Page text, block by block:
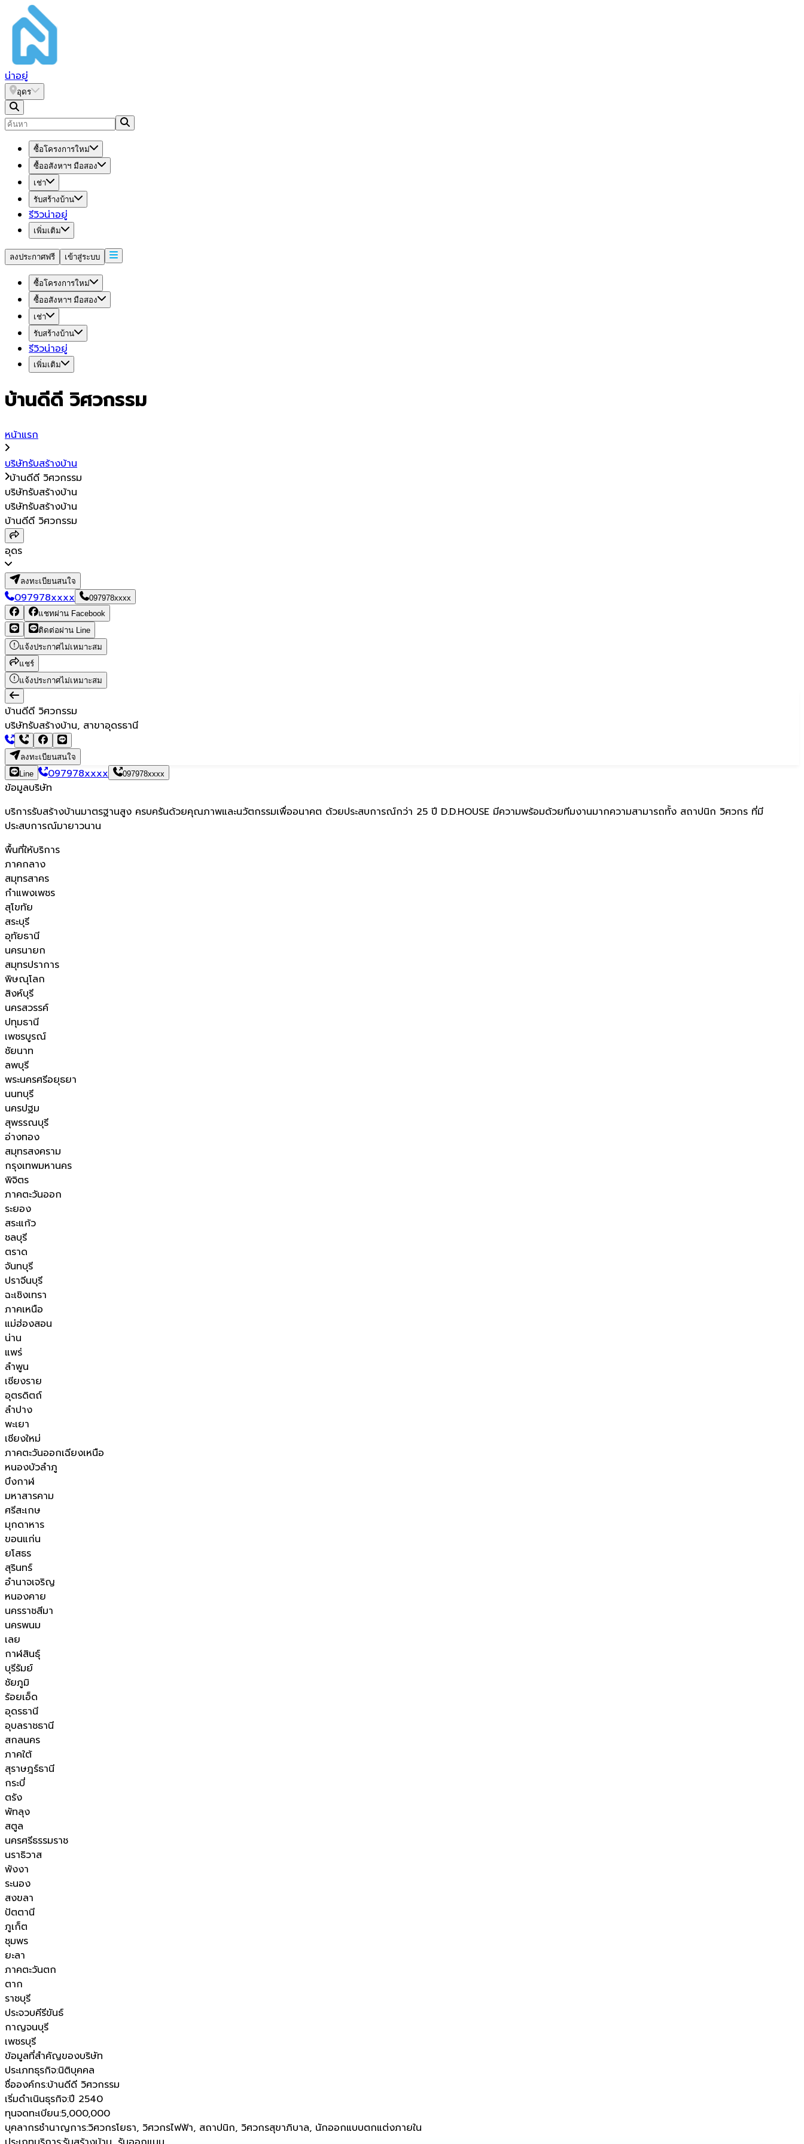
น่าอยู่
อุดร
ซื้อโครงการใหม่
ซื้ออสังหาฯ มือสอง
เช่า
รับสร้างบ้าน
รีวิวน่าอยู่
เพิ่มเติม
ลงประกาศฟรี เข้าสู่ระบบ
ซื้อโครงการใหม่
ซื้ออสังหาฯ มือสอง
เช่า
รับสร้างบ้าน
รีวิวน่าอยู่
เพิ่มเติม
บ้านดีดี วิศวกรรม
หน้าแรก
บริษัทรับสร้างบ้าน
บ้านดีดี วิศวกรรม
บริษัทรับสร้างบ้าน
บริษัทรับสร้างบ้าน
บ้านดีดี วิศวกรรม
อุดร
ลงทะเบียนสนใจ
097978xxxx
097978xxxx
แชทผ่าน Facebook
ติดต่อผ่าน Line
แจ้งประกาศไม่เหมาะสม
แชร์
แจ้งประกาศไม่เหมาะสม
บ้านดีดี วิศวกรรม
บริษัทรับสร้างบ้าน, สาขาอุดรธานี
ลงทะเบียนสนใจ
Line
097978xxxx 097978xxxx
ข้อมูลบริษัท
บริการรับสร้างบ้านมาตรฐานสูง ครบครันด้วยคุณภาพและนวัตกรรมเพื่ออนาคต ด้วยประสบการณ์กว่า 25 ปี D.D.HOUSE มีความพร้อมด้วยทีมงานมากความสามารถทั้ง สถาปนิก วิศวกร ที่มี
ประสบการณ์มายาวนาน
พื้นที่ให้บริการ
ภาคกลาง
สมุทรสาคร
กำแพงเพชร
สุโขทัย
สระบุรี
อุทัยธานี
นครนายก
สมุทรปราการ
พิษณุโลก
สิงห์บุรี
นครสวรรค์
ปทุมธานี
เพชรบูรณ์
ชัยนาท
ลพบุรี
พระนครศรีอยุธยา
นนทบุรี
นครปฐม
สุพรรณบุรี
อ่างทอง
สมุทรสงคราม
กรุงเทพมหานคร
พิจิตร
ภาคตะวันออก
ระยอง
สระแก้ว
ชลบุรี
ตราด
จันทบุรี
ปราจีนบุรี
ฉะเชิงเทรา
ภาคเหนือ
แม่ฮ่องสอน
น่าน
แพร่
ลำพูน
เชียงราย
อุตรดิตถ์
ลำปาง
พะเยา
เชียงใหม่
ภาคตะวันออกเฉียงเหนือ
หนองบัวลำภู
บึงกาฬ
มหาสารคาม
ศรีสะเกษ
มุกดาหาร
ขอนแก่น
ยโสธร
สุรินทร์
อำนาจเจริญ
หนองคาย
นครราชสีมา
นครพนม
เลย
กาฬสินธุ์
บุรีรัมย์
ชัยภูมิ
ร้อยเอ็ด
อุดรธานี
อุบลราชธานี
สกลนคร
ภาคใต้
สุราษฎร์ธานี
กระบี่
ตรัง
พัทลุง
สตูล
นครศรีธรรมราช
นราธิวาส
พังงา
ระนอง
สงขลา
ปัตตานี
ภูเก็ต
ชุมพร
ยะลา
ภาคตะวันตก
ตาก
ราชบุรี
ประจวบคีรีขันธ์
กาญจนบุรี
เพชรบุรี
ข้อมูลที่สำคัญของบริษัท
ประเภทธุรกิจ:นิติบุคคล
ชื่อองค์กร:บ้านดีดี วิศวกรรม
เริ่มดำเนินธุรกิจ:ปี 2540
ทุนจดทะเบียน:5,000,000
บุคลากรชำนาญการ:วิศวกรโยธา, วิศวกรไฟฟ้า, สถาปนิก, วิศวกรสุขาภิบาล, นักออกแบบตกแต่งภายใน